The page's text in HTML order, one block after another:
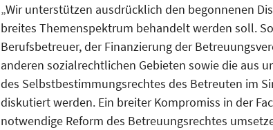
„Wir unterstützen ausdrücklich den begonnenen
breites Themenspektrum behandelt werden soll.
Berufsbetreuer, der Finanzierung der
anderen sozialrechtlichen Gebieten sowie die aus
des Selbstbestimmungsrechtes des Betreuten im
diskutiert werden. Ein breiter Kompromiss in der
notwendige Reform des Betreuungsrechtes